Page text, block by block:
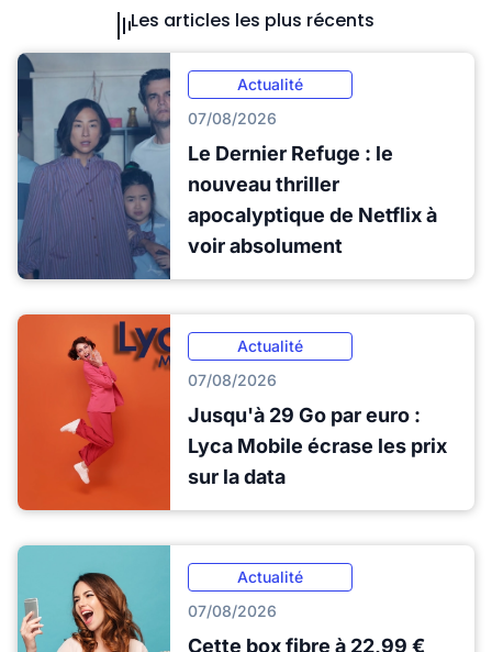
Les articles les plus récents
Actualité
07/08/2026
Le Dernier Refuge : le
nouveau thriller
apocalyptique de Netflix à
voir absolument
Actualité
07/08/2026
Jusqu'à 29 Go par euro :
Lyca Mobile écrase les prix
sur la data
Actualité
07/08/2026
Cette box fibre à 22,99 €